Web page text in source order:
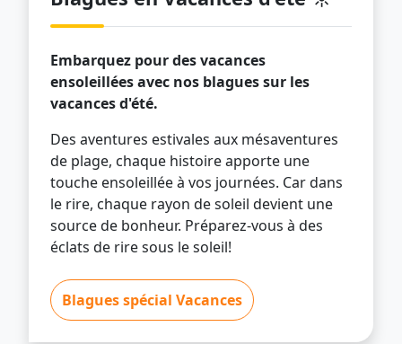
Embarquez pour des vacances
ensoleillées avec nos blagues sur les
vacances d'été.
Des aventures estivales aux mésaventures
de plage, chaque histoire apporte une
touche ensoleillée à vos journées. Car dans
le rire, chaque rayon de soleil devient une
source de bonheur. Préparez-vous à des
éclats de rire sous le soleil!
Blagues spécial Vacances